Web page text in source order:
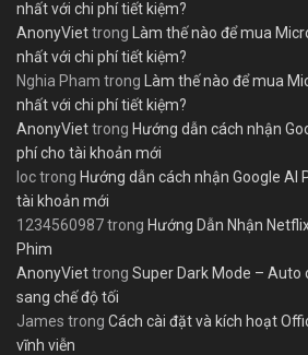
nhất với chi phí tiết kiệm?
AnonyViettrong
Làm thế nào để mua
nhất với chi phí tiết kiệm?
Nghia Pham trong
Làm thế nào để mua
nhất với chi phí tiết kiệm?
AnonyViettrong Hướng dẫn cách nhận
phí cho tài khoản mới
loctrong Hướng dẫn cách nhận Google AI
tài khoản mới
1234560987trong Hướng Dẫn Nhận
Phim
AnonyViettrong Super Dark Mode – Auto
sang chế độ tối
James trong Cách cài đặt và kích hoạt
vĩnh viễn